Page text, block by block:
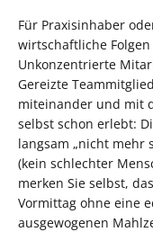
Für Praxisinhaber
wirtschaftliche
Unkonzentrierte
Gereizte
miteinander und mit
selbst schon erlebt:
langsam „nicht mehr
(kein schlechter
merken Sie selbst,
Vormittag ohne eine
ausgewogenen